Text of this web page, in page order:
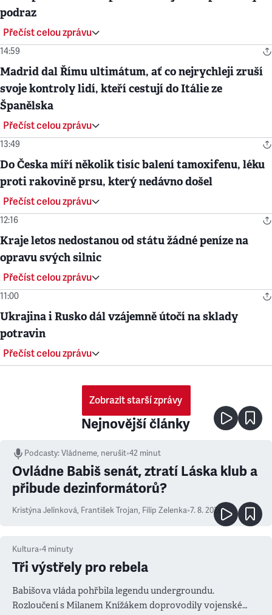
podraz
Přečíst celou zprávu
14:59
Madrid dal Římu ultimátum, ať co nejrychleji zruší
svoje kontroly lidí, kteří cestují do Itálie ze
Španělska
Přečíst celou zprávu
13:49
Do Česka míří několik tisíc balení tamoxifenu, léku
proti rakovině prsu, který nedávno došel
Přečíst celou zprávu
12:16
Kraje letos nedostanou od státu žádné peníze na
opravu svých silnic
Přečíst celou zprávu
11:00
Ukrajina i Rusko dál vzájemně útočí na sklady
potravin
Přečíst celou zprávu
Zobrazit starší zprávy
Nejnovější články
Podcasty:Vládneme, nerušit•42 minut
Ovládne Babiš senát, ztratí Láska klub a
přibude dezinformátorů?
Kristýna Jelínková, František Trojan, Filip Zelenka•7. 8. 2026
Kultura•4 minuty
Tři výstřely pro rebela
Babišova vláda pohřbila legendu undergroundu.
Rozloučení s Milanem Knížákem doprovodily vojenské